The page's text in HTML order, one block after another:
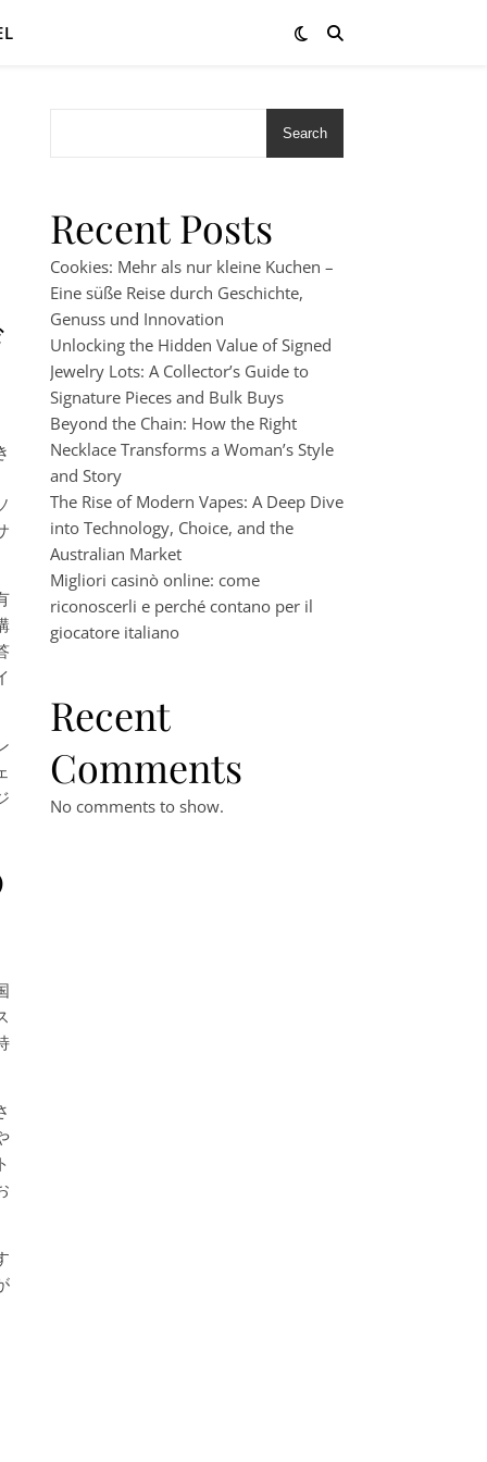
Search
Recent Posts
Cookies: Mehr als nur kleine Kuchen –
Eine süße Reise durch Geschichte,
Genuss und Innovation
Unlocking the Hidden Value of Signed
Jewelry Lots: A Collector’s Guide to
Signature Pieces and Bulk Buys
Beyond the Chain: How the Right
Necklace Transforms a Woman’s Style
and Story
The Rise of Modern Vapes: A Deep Dive
into Technology, Choice, and the
Australian Market
Migliori casinò online: come
riconoscerli e perché contano per il
giocatore italiano
Recent
Comments
No comments to show.